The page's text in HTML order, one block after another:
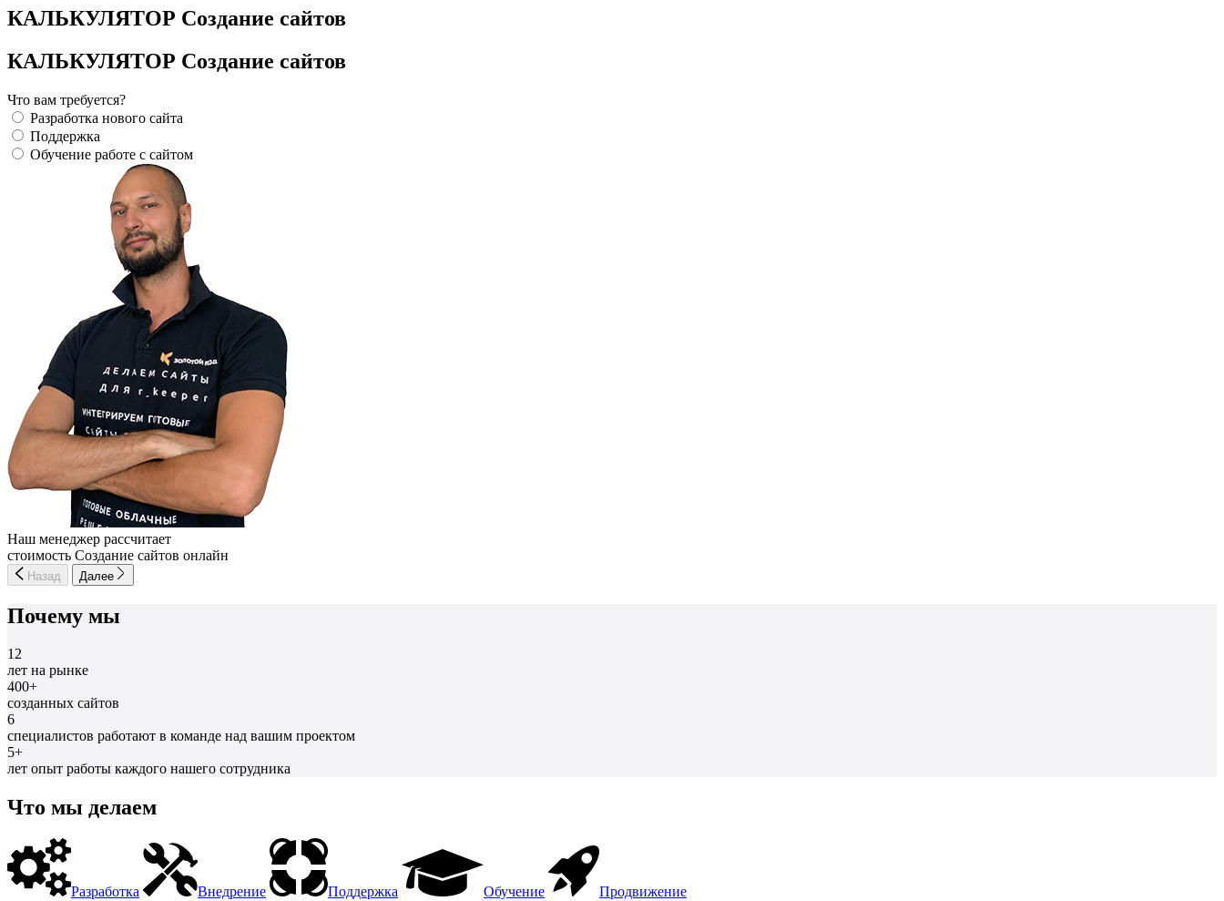
КАЛЬКУЛЯТОР Создание сайтов
КАЛЬКУЛЯТОР Создание сайтов
Что вам требуется?
Разработка нового сайта
Поддержка
Обучение работе с сайтом
Наш менеджер рассчитает
стоимость Создание сайтов онлайн
Назад Далее
Почему мы
12
лет на рынке
400+
созданных сайтов
6
специалистов работают в команде над вашим проектом
5+
лет опыт работы каждого нашего сотрудника
Что мы делаем
Разработка Внедрение Поддержка Обучение Продвижение